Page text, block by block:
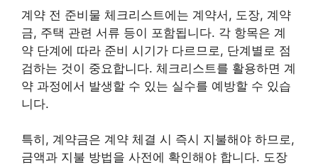
계약 전 준비물 체크리스트에는 계약서, 도장, 계약
금, 주택 관련 서류 등이 포함됩니다. 각 항목은 계
약 단계에 따라 준비 시기가 다르므로, 단계별로 점
검하는 것이 중요합니다. 체크리스트를 활용하면 계
약 과정에서 발생할 수 있는 실수를 예방할 수 있습
니다.
특히, 계약금은 계약 체결 시 즉시 지불해야 하므로,
금액과 지불 방법을 사전에 확인해야 합니다. 도장